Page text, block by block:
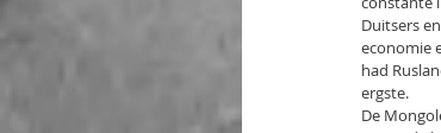
Duitsers
economie
had
ergste.
De